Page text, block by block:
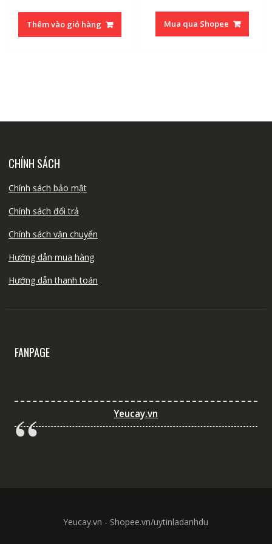
là:
35.000₫.
tại
là:
Thêm vào giỏ hàng Mua qua Shopee
CHÍNH SÁCH
Chính sách bảo mật
Chính sách đổi trả
Chính sách vận chuyển
Hướng dẫn mua hàng
Hướng dẫn thanh toán
FANPAGE
Yeucay.vn
Yeucay.vn - Shopee.vn/uytinladanhdu